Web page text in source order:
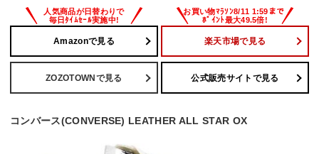
Amazonで見る 楽天市場で見る
ZOZOTOWNで見る 公式販売サイトで見る
コンバース(CONVERSE) LEATHER ALL STAR OX